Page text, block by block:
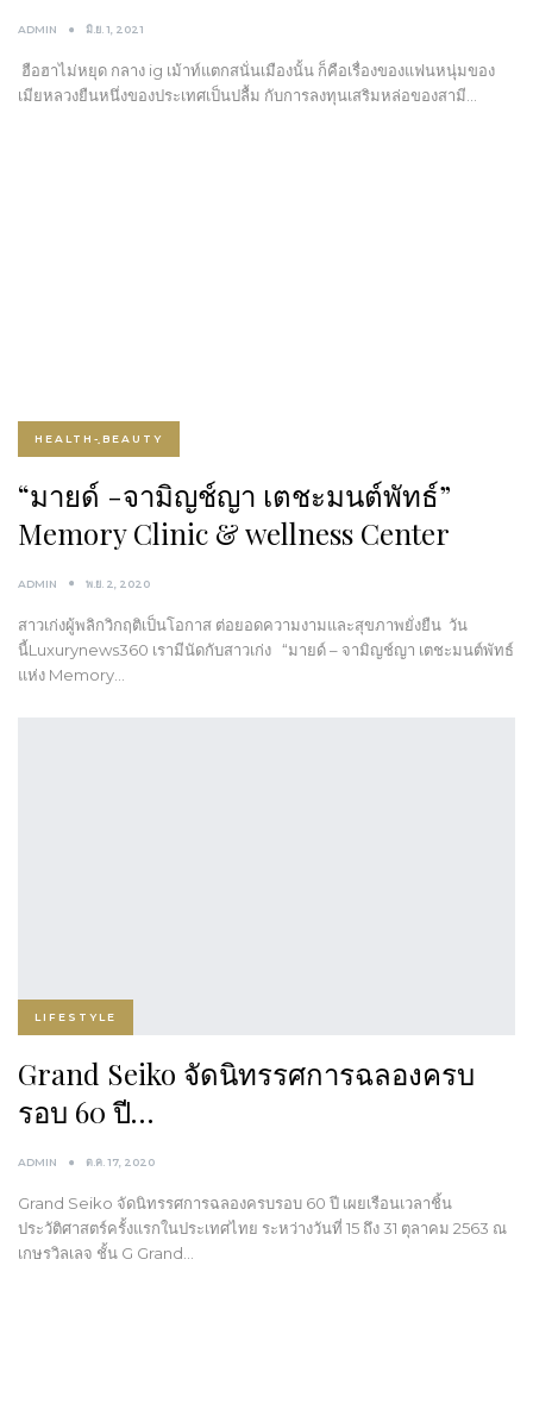
ADMIN มิ.ย. 1, 2021
ฮือฮาไม่หยุด กลาง ig เม้าท์แตกสนั่นเมืองนั้น ก็คือเรื่องของแฟนหนุ่มของ
เมียหลวงยืนหนึ่งของประเทศเป็นปลื้ม กับการลงทุนเสริมหล่อของสามี…
HEALTH-ฺBEAUTY
“มายด์ -จามิญช์ญา เตชะมนต์พัทธ์”
Memory Clinic & wellness Center
ADMIN พ.ย. 2, 2020
สาวเก่งผู้พลิกวิกฤติเป็นโอกาส ต่อยอดความงามและสุขภาพยั่งยืน วัน
นี้Luxurynews360 เรามีนัดกับสาวเก่ง “มายด์ – จามิญช์ญา เตชะมนต์พัทธ์
แห่ง Memory…
LIFESTYLE
Grand Seiko จัดนิทรรศการฉลองครบ
รอบ 60 ปี…
ADMIN ต.ค. 17, 2020
Grand Seiko จัดนิทรรศการฉลองครบรอบ 60 ปี​ เผยเรือนเวลาชิ้น
ประวัติศาสตร์ครั้งแรกในประเทศไทย​ ระหว่างวันที่ 15 ถึง 31 ตุลาคม 2563 ณ
เกษรวิลเลจ ชั้น G Grand…